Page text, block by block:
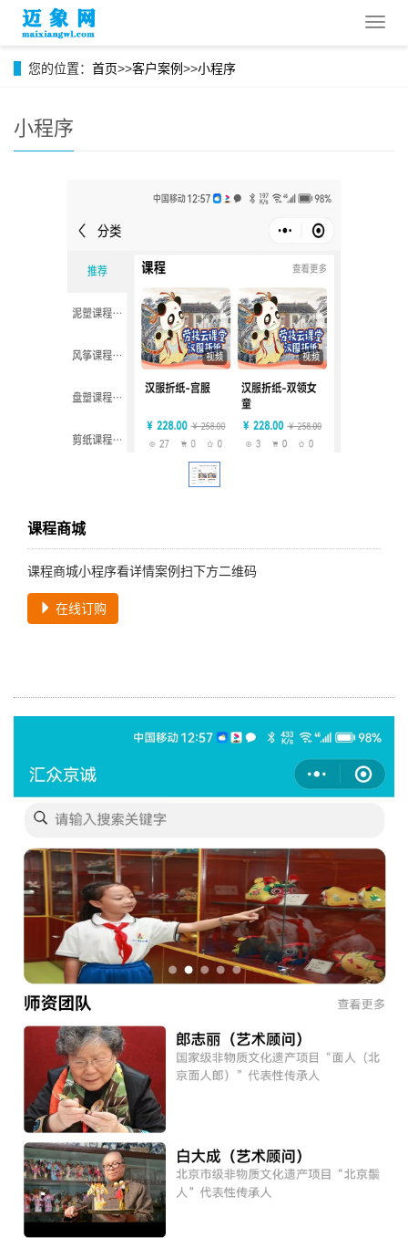
导
您的位置： 首页>>客户案例>>小程序
小程序
课程商城
课程商城小程序看详情案例扫下方二维码
在线订购